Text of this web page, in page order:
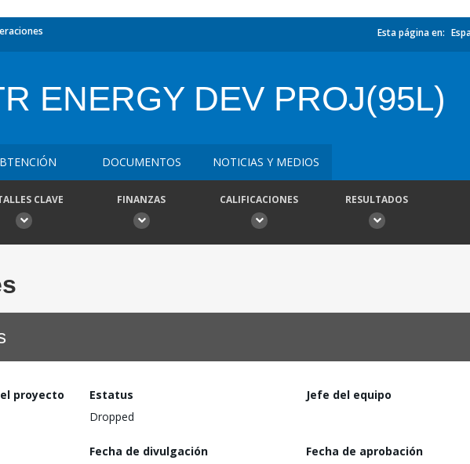
Esta página en:
ENERGY DEV PROJ(95L)
DOCUMENTOS NOTICIAS Y MEDIOS
CLAVE FINANZAS CALIFICACIONES RESULTADOS
proyecto
Estatus
Dropped
Jefe del equipo
Fecha de divulgación
Fecha de aprobación